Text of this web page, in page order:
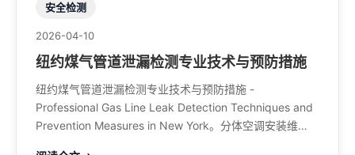
安全检测
2026-04-10
纽约煤气管道泄漏检测专业技术与预防措施
纽约煤气管道泄漏检测专业技术与预防措施 -
Professional Gas Line Leak Detection Techniques and
Prevention Measures in New York。分体空调安装维